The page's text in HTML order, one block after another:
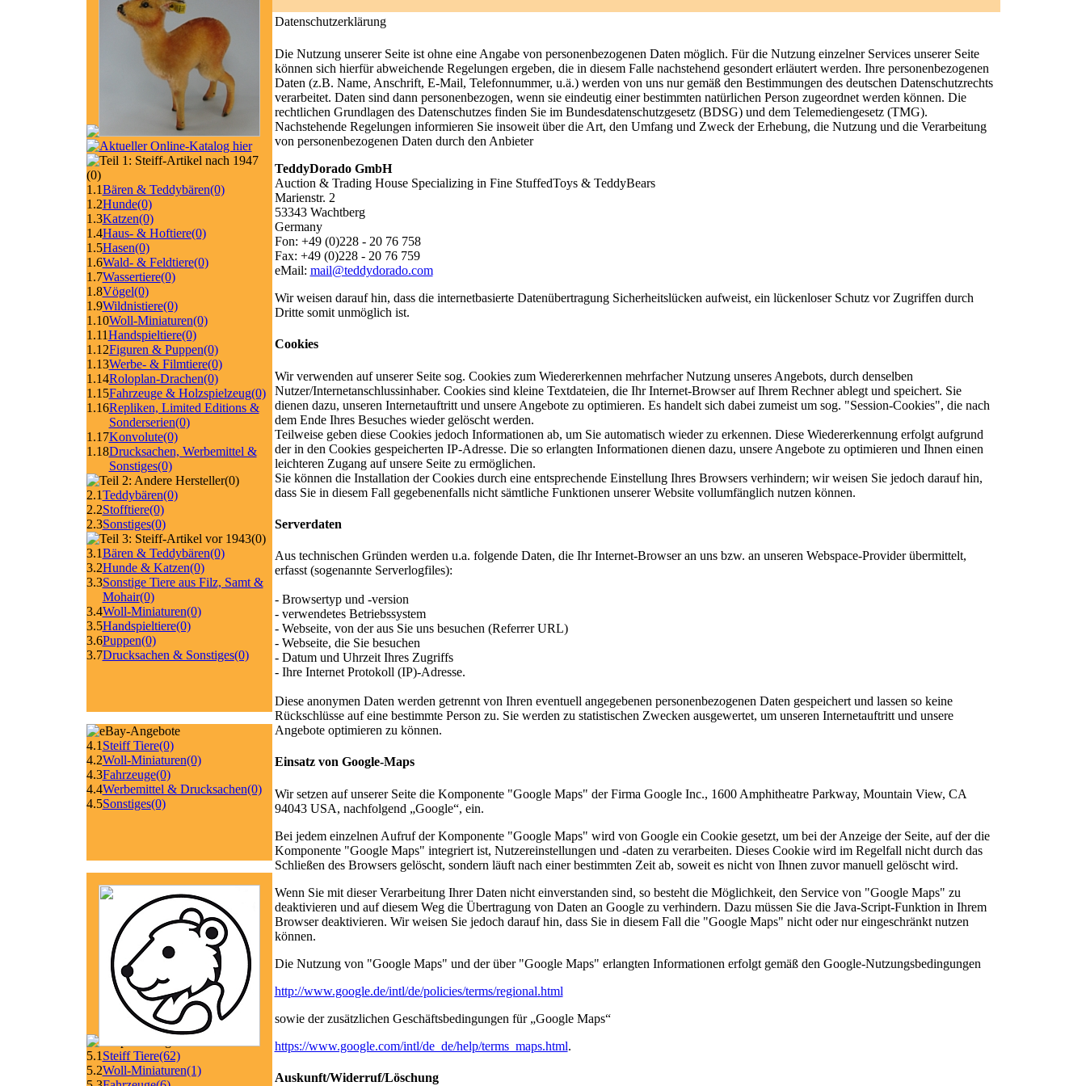
(0)
1.1Bären & Teddybären(0)
1.2Hunde(0)
1.3Katzen(0)
1.4Haus- & Hoftiere(0)
1.5Hasen(0)
1.6Wald- & Feldtiere(0)
1.7Wassertiere(0)
1.8Vögel(0)
1.9Wildnistiere(0)
1.10Woll-Miniaturen(0)
1.11Handspieltiere(0)
1.12Figuren & Puppen(0)
1.13Werbe- & Filmtiere(0)
1.14Roloplan-Drachen(0)
1.15Fahrzeuge & Holzspielzeug(0)
1.16Repliken, Limited Editions &
Sonderserien(0)
1.17Konvolute(0)
1.18Drucksachen, Werbemittel &
Sonstiges(0)
(0)
2.1Teddybären(0)
2.2Stofftiere(0)
2.3Sonstiges(0)
(0)
3.1Bären & Teddybären(0)
3.2Hunde & Katzen(0)
3.3Sonstige Tiere aus Filz, Samt &
Mohair(0)
3.4Woll-Miniaturen(0)
3.5Handspieltiere(0)
3.6Puppen(0)
3.7Drucksachen & Sonstiges(0)
4.1 Steiff Tiere(0)
4.2Woll-Miniaturen(0)
4.3Fahrzeuge(0)
4.4Werbemittel & Drucksachen(0)
4.5Sonstiges(0)
5.1 Steiff Tiere(62)
5.2Woll-Miniaturen(1)
Datenschutzerklärung
Die Nutzung unserer Seite ist ohne eine Angabe von personenbezogenen Daten möglich. Für die Nutzung einzelner Services unserer Seite
können sich hierfür abweichende Regelungen ergeben, die in diesem Falle nachstehend gesondert erläutert werden. Ihre personenbezogenen
Daten (z.B. Name, Anschrift, E-Mail, Telefonnummer, u.ä.) werden von uns nur gemäß den Bestimmungen des deutschen Datenschutzrechts
verarbeitet. Daten sind dann personenbezogen, wenn sie eindeutig einer bestimmten natürlichen Person zugeordnet werden können. Die
rechtlichen Grundlagen des Datenschutzes finden Sie im Bundesdatenschutzgesetz (BDSG) und dem Telemediengesetz (TMG).
Nachstehende Regelungen informieren Sie insoweit über die Art, den Umfang und Zweck der Erhebung, die Nutzung und die Verarbeitung
von personenbezogenen Daten durch den Anbieter
TeddyDorado GmbH
Auction & Trading House Specializing in Fine StuffedToys & TeddyBears
Marienstr. 2
53343 Wachtberg
Germany
Fon: +49 (0)228 - 20 76 758
Fax: +49 (0)228 - 20 76 759
eMail: mail@teddydorado.com
Wir weisen darauf hin, dass die internetbasierte Datenübertragung Sicherheitslücken aufweist, ein lückenloser Schutz vor Zugriffen durch
Dritte somit unmöglich ist.
Cookies
Wir verwenden auf unserer Seite sog. Cookies zum Wiedererkennen mehrfacher Nutzung unseres Angebots, durch denselben
Nutzer/Internetanschlussinhaber. Cookies sind kleine Textdateien, die Ihr Internet-Browser auf Ihrem Rechner ablegt und speichert. Sie
dienen dazu, unseren Internetauftritt und unsere Angebote zu optimieren. Es handelt sich dabei zumeist um sog. "Session-Cookies", die nach
dem Ende Ihres Besuches wieder gelöscht werden.
Teilweise geben diese Cookies jedoch Informationen ab, um Sie automatisch wieder zu erkennen. Diese Wiedererkennung erfolgt aufgrund
der in den Cookies gespeicherten IP-Adresse. Die so erlangten Informationen dienen dazu, unsere Angebote zu optimieren und Ihnen einen
leichteren Zugang auf unsere Seite zu ermöglichen.
Sie können die Installation der Cookies durch eine entsprechende Einstellung Ihres Browsers verhindern; wir weisen Sie jedoch darauf hin,
dass Sie in diesem Fall gegebenenfalls nicht sämtliche Funktionen unserer Website vollumfänglich nutzen können.
Serverdaten
Aus technischen Gründen werden u.a. folgende Daten, die Ihr Internet-Browser an uns bzw. an unseren Webspace-Provider übermittelt,
erfasst (sogenannte Serverlogfiles):
- Browsertyp und -version
- verwendetes Betriebssystem
- Webseite, von der aus Sie uns besuchen (Referrer URL)
- Webseite, die Sie besuchen
- Datum und Uhrzeit Ihres Zugriffs
- Ihre Internet Protokoll (IP)-Adresse.
Diese anonymen Daten werden getrennt von Ihren eventuell angegebenen personenbezogenen Daten gespeichert und lassen so keine
Rückschlüsse auf eine bestimmte Person zu. Sie werden zu statistischen Zwecken ausgewertet, um unseren Internetauftritt und unsere
Angebote optimieren zu können.
Einsatz von Google-Maps
Wir setzen auf unserer Seite die Komponente "Google Maps" der Firma Google Inc., 1600 Amphitheatre Parkway, Mountain View, CA
94043 USA, nachfolgend „Google“, ein.
Bei jedem einzelnen Aufruf der Komponente "Google Maps" wird von Google ein Cookie gesetzt, um bei der Anzeige der Seite, auf der die
Komponente "Google Maps" integriert ist, Nutzereinstellungen und -daten zu verarbeiten. Dieses Cookie wird im Regelfall nicht durch das
Schließen des Browsers gelöscht, sondern läuft nach einer bestimmten Zeit ab, soweit es nicht von Ihnen zuvor manuell gelöscht wird.
Wenn Sie mit dieser Verarbeitung Ihrer Daten nicht einverstanden sind, so besteht die Möglichkeit, den Service von "Google Maps" zu
deaktivieren und auf diesem Weg die Übertragung von Daten an Google zu verhindern. Dazu müssen Sie die Java-Script-Funktion in Ihrem
Browser deaktivieren. Wir weisen Sie jedoch darauf hin, dass Sie in diesem Fall die "Google Maps" nicht oder nur eingeschränkt nutzen
können.
Die Nutzung von "Google Maps" und der über "Google Maps" erlangten Informationen erfolgt gemäß den Google-Nutzungsbedingungen
http://www.google.de/intl/de/policies/terms/regional.html
sowie der zusätzlichen Geschäftsbedingungen für „Google Maps“
https://www.google.com/intl/de_de/help/terms_maps.html.
Auskunft/Widerruf/Löschung